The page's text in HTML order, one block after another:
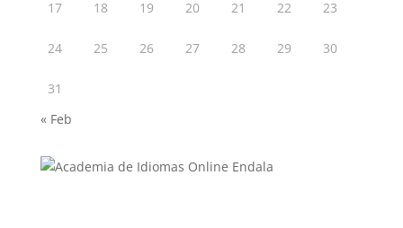
17 18 19 20 21 22 23
24 25 26 27 28 29 30
31
« Feb